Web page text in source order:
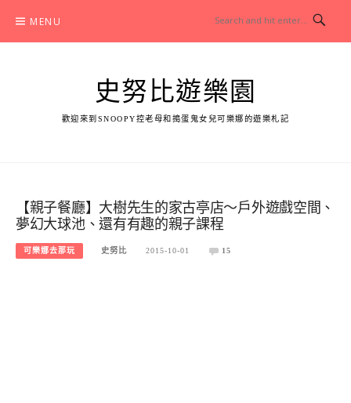
content
MENU
史努比遊樂園
歡迎來到SNOOPY控老母和搗蛋鬼女兒可樂娜的遊樂札記
【親子餐廳】大樹先生的家古亭店～戶外遊戲空間、
夢幻大球池、還有有趣的親子課程
可樂娜去那玩 史努比 2015-10-01 15